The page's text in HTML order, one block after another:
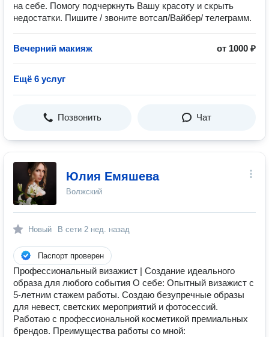
на себе. Помогу подчеркнуть Вашу красоту и скрыть
недостатки. Пишите / звоните вотсап/Вайбер/ телеграмм.
Вечерний макияж от 1000 ₽
Ещё 6 услуг
Позвонить Чат
Юлия Емяшева
Волжский
Новый В сети 2 нед. назад
Паспорт проверен
Профессиональный визажист | Создание идеального
образа для любого события О себе: Опытный визажист с
5-летним стажем работы. Создаю безупречные образы
для невест, светских мероприятий и фотосессий.
Работаю с профессиональной косметикой премиальных
брендов. Преимущества работы со мной: